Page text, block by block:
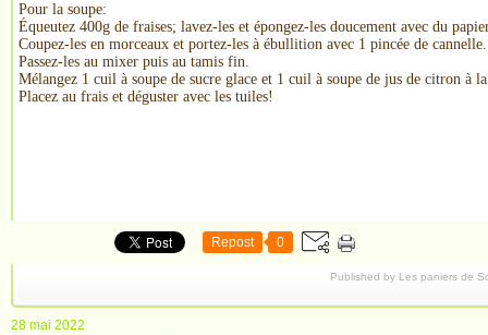
Pour la soupe:
Équeutez 400g de fraises; lavez-les et épongez-les doucement avec du
Coupez-les en morceaux et portez-les à ébullition avec 1 pincée de cannelle.
Passez-les au mixer puis au tamis fin.
Mélangez 1 cuil à soupe de sucre glace et 1 cuil à soupe de jus de citron à
Placez au frais et déguster avec les tuiles!
Repost 0
Published by Les paniers de
28 mai 2022